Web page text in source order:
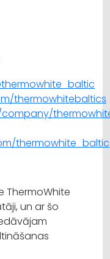
thermowhitebaltics
thermowhite_baltic
ThermoWhite
un ar šo